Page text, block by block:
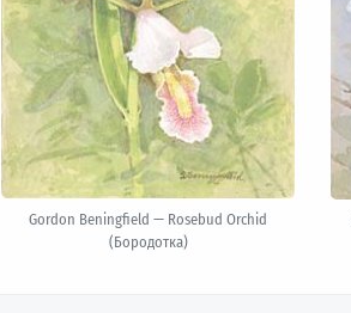
Gordon Beningfield — Rosebud Orchid
(Бородотка)